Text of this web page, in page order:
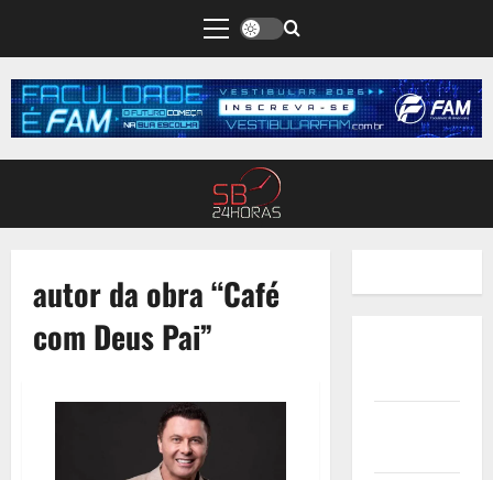
autor da obra “Café
com Deus Pai”